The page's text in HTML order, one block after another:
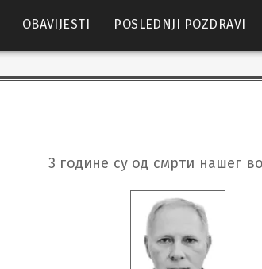
OBAVIJESTI POSLEDNJI POZDRAVI
3 године су од смрти нашег